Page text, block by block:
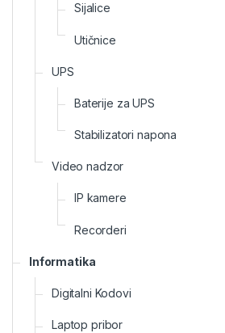
Sijalice
Utičnice
UPS
Baterije za UPS
Stabilizatori napona
Video nadzor
IP kamere
Recorderi
Informatika
Digitalni Kodovi
Laptop pribor